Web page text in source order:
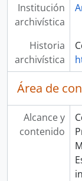
Institución
archivística
Historia
archivística
Área de
Alcance y
contenido